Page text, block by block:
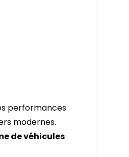
performances
modernes.
de véhicules